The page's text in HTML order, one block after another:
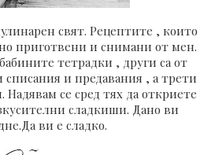
свят. Рецептите , които
приготвени и снимани от мен.
тетрадки , други са от
и предавания , а трети
се сред тях да откриете
сладкиши. Дано ви
ви е сладко.